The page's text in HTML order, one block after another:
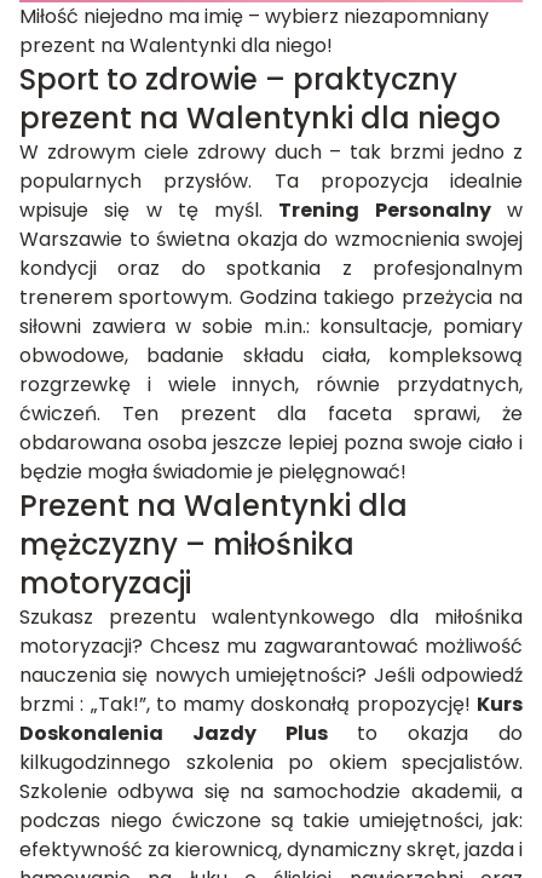
Miłość niejedno ma imię – wybierz niezapomniany
prezent na Walentynki dla niego!
Sport to zdrowie – praktyczny
prezent na Walentynki dla niego
W zdrowym ciele zdrowy duch – tak brzmi jedno z
popularnych przysłów. Ta propozycja idealnie
wpisuje się w tę myśl. Trening Personalnyw
Warszawie to świetna okazja do wzmocnienia swojej
kondycji oraz do spotkania z profesjonalnym
trenerem sportowym. Godzina takiego przeżycia na
siłowni zawiera w sobie m.in.: konsultacje, pomiary
obwodowe, badanie składu ciała, kompleksową
rozgrzewkę i wiele innych, równie przydatnych,
ćwiczeń. Ten prezent dla faceta sprawi, że
obdarowana osoba jeszcze lepiej pozna swoje ciało i
będzie mogła świadomie je pielęgnować!
Prezent na Walentynki dla
mężczyzny – miłośnika
motoryzacji
Szukasz prezentu walentynkowego dla miłośnika
motoryzacji? Chcesz mu zagwarantować możliwość
nauczenia się nowych umiejętności? Jeśli odpowiedź
brzmi : „Tak!”, to mamy doskonałą propozycję! Kurs
Doskonalenia Jazdy Plusto okazja do
kilkugodzinnego szkolenia po okiem specjalistów.
Szkolenie odbywa się na samochodzie akademii, a
podczas niego ćwiczone są takie umiejętności, jak:
efektywność za kierownicą, dynamiczny skręt, jazda i